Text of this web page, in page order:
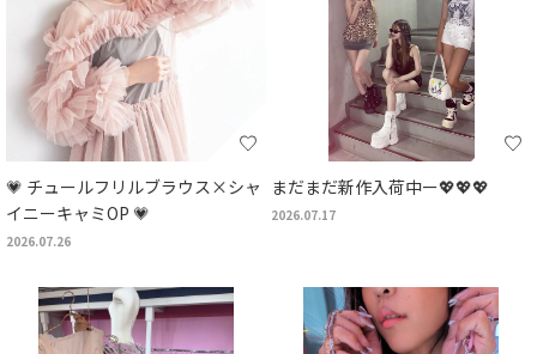
💗 チュールフリルブラウス×シャ
イニーキャミOP 💗
2026.07.26
まだまだ新作入荷中ー💖💖💖
2026.07.17